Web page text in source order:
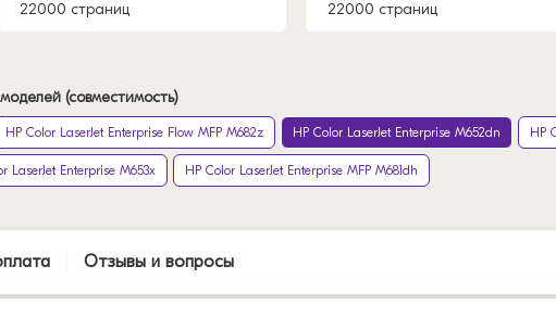
22000 страниц 22000 страниц
(совместимость)
HP Color LaserJet Enterprise Flow MFP M682z HP Color LaserJet Enterprise M652dn HP
LaserJet Enterprise M653x HP Color LaserJet Enterprise MFP M681dh
Отзывы и вопросы